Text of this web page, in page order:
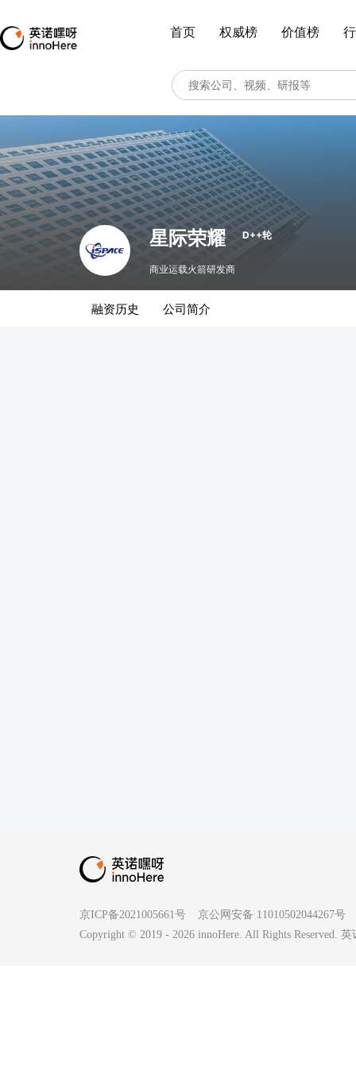
首页 权威榜 价值榜
星际荣耀 D++轮
商业运载火箭研发商
融资历史 公司简介
京ICP备2021005661号
京公网安备 11010502044267号
Copyright © 2019 - 2026 innoHere. All Rights Reserved.